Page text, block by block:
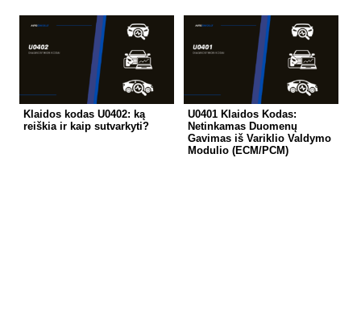
Klaidos kodas U0402: ką
reiškia ir kaip sutvarkyti?
U0401 Klaidos Kodas:
Netinkamas Duomenų
Gavimas iš Variklio Valdymo
Modulio (ECM/PCM)